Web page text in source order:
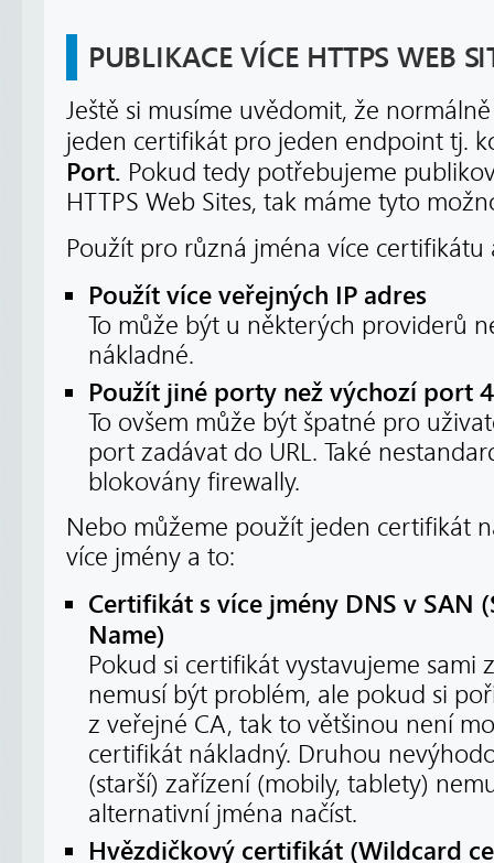
PUBLIKACE VÍCE HTTPS WEB
Ještě si musíme uvědomit, že
jeden certifikát pro jeden endpoint tj.
Port. Pokud tedy potřebujeme
HTTPS Web Sites, tak máme tyto
Použít pro různá jména více certifikátu
Použít více veřejných IP adres
To může být u některých providerů
nákladné.
Použít jiné porty než výchozí port
To ovšem může být špatné pro
port zadávat do URL. Také
blokovány firewally.
Nebo můžeme použít jeden certifikát
více jmény a to:
Certifikát s více jmény DNS v SAN
Name)
Pokud si certifikát vystavujeme sami
nemusí být problém, ale pokud si
z veřejné CA, tak to většinou není
certifikát nákladný. Druhou
(starší) zařízení (mobily, tablety)
alternativní jména načíst.
Hvězdičkový certifikát (Wildcard